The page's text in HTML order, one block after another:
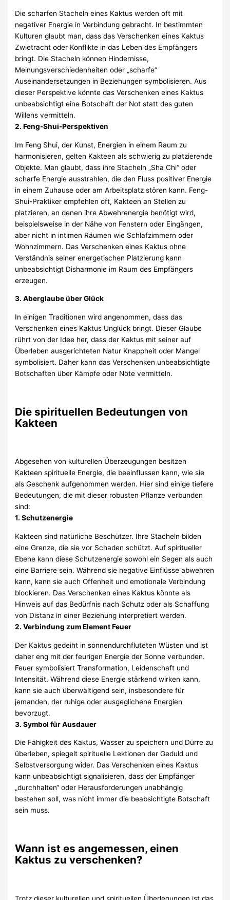
Die scharfen Stacheln eines Kaktus werden oft mit
negativer Energie in Verbindung gebracht. In bestimmten
Kulturen glaubt man, dass das Verschenken eines Kaktus
Zwietracht oder Konflikte in das Leben des Empfängers
bringt. Die Stacheln können Hindernisse,
Meinungsverschiedenheiten oder „scharfe“
Auseinandersetzungen in Beziehungen symbolisieren. Aus
dieser Perspektive könnte das Verschenken eines Kaktus
unbeabsichtigt eine Botschaft der Not statt des guten
Willens vermitteln.
2. Feng-Shui-Perspektiven
Im Feng Shui, der Kunst, Energien in einem Raum zu
harmonisieren, gelten Kakteen als schwierig zu platzierende
Objekte. Man glaubt, dass ihre Stacheln „Sha Chi“ oder
scharfe Energie ausstrahlen, die den Fluss positiver Energie
in einem Zuhause oder am Arbeitsplatz stören kann. Feng-
Shui-Praktiker empfehlen oft, Kakteen an Stellen zu
platzieren, an denen ihre Abwehrenergie benötigt wird,
beispielsweise in der Nähe von Fenstern oder Eingängen,
aber nicht in intimen Räumen wie Schlafzimmern oder
Wohnzimmern. Das Verschenken eines Kaktus ohne
Verständnis seiner energetischen Platzierung kann
unbeabsichtigt Disharmonie im Raum des Empfängers
erzeugen.
3. Aberglaube über Glück
In einigen Traditionen wird angenommen, dass das
Verschenken eines Kaktus Unglück bringt. Dieser Glaube
rührt von der Idee her, dass der Kaktus mit seiner auf
Überleben ausgerichteten Natur Knappheit oder Mangel
symbolisiert. Daher kann das Verschenken unbeabsichtigte
Botschaften über Kämpfe oder Nöte vermitteln.
Die spirituellen Bedeutungen von
Kakteen
Abgesehen von kulturellen Überzeugungen besitzen
Kakteen spirituelle Energie, die beeinflussen kann, wie sie
als Geschenk aufgenommen werden. Hier sind einige tiefere
Bedeutungen, die mit dieser robusten Pflanze verbunden
sind:
1. Schutzenergie
Kakteen sind natürliche Beschützer. Ihre Stacheln bilden
eine Grenze, die sie vor Schaden schützt. Auf spiritueller
Ebene kann diese Schutzenergie sowohl ein Segen als auch
eine Barriere sein. Während sie negative Einflüsse abwehren
kann, kann sie auch Offenheit und emotionale Verbindung
blockieren. Das Verschenken eines Kaktus könnte als
Hinweis auf das Bedürfnis nach Schutz oder als Schaffung
von Distanz in einer Beziehung interpretiert werden.
2. Verbindung zum Element Feuer
Der Kaktus gedeiht in sonnendurchfluteten Wüsten und ist
daher eng mit der feurigen Energie der Sonne verbunden.
Feuer symbolisiert Transformation, Leidenschaft und
Intensität. Während diese Energie stärkend wirken kann,
kann sie auch überwältigend sein, insbesondere für
jemanden, der ruhige oder ausgeglichene Energien
bevorzugt.
3. Symbol für Ausdauer
Die Fähigkeit des Kaktus, Wasser zu speichern und Dürre zu
überleben, spiegelt spirituelle Lektionen der Geduld und
Selbstversorgung wider. Das Verschenken eines Kaktus
kann unbeabsichtigt signalisieren, dass der Empfänger
„durchhalten“ oder Herausforderungen unabhängig
bestehen soll, was nicht immer die beabsichtigte Botschaft
sein muss.
Wann ist es angemessen, einen
Kaktus zu verschenken?
Trotz dieser kulturellen und spirituellen Überlegungen ist das